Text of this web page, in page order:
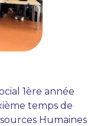
1ère année
temps de
Humaines